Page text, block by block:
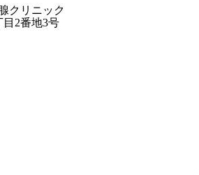
クリニック
目2番地3号